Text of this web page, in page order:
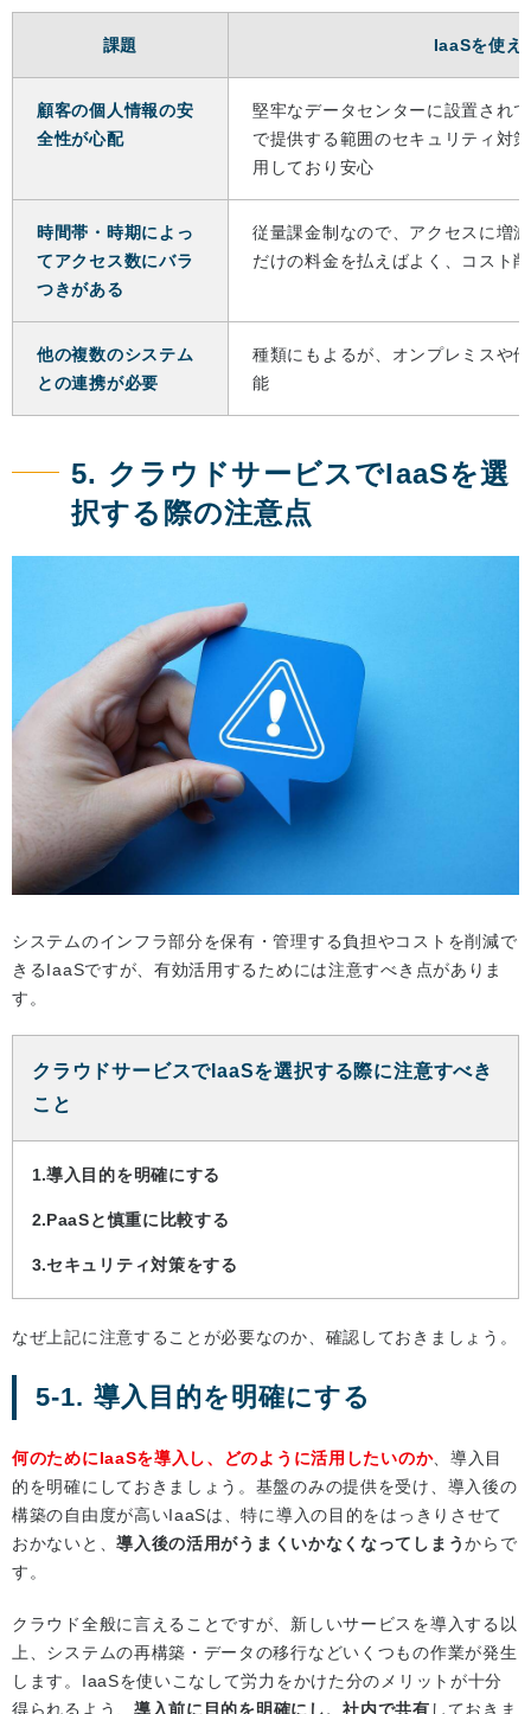
課題 IaaSを使え
顧客の個人情報の安
全性が心配
堅牢なデータセンターに設置され
で提供する範囲のセキュリティ対
用しており安心
時間帯・時期によっ
てアクセス数にバラ
つきがある
従量課金制なので、アクセスに増
だけの料金を払えばよく、コスト
他の複数のシステム
との連携が必要
種類にもよるが、オンプレミスや
能
5. クラウドサービスでIaaSを選
択する際の注意点
システムのインフラ部分を保有・管理する負担やコストを削減で
きるIaaSですが、有効活用するためには注意すべき点がありま
す。
クラウドサービスでIaaSを選択する際に注意すべき
こと
導入目的を明確にする
PaaSと慎重に比較する
セキュリティ対策をする
なぜ上記に注意することが必要なのか、確認しておきましょう。
5-1. 導入目的を明確にする
何のためにIaaSを導入し、どのように活用したいのか、導入目
的を明確にしておきましょう。基盤のみの提供を受け、導入後の
構築の自由度が高いIaaSは、特に導入の目的をはっきりさせて
おかないと、導入後の活用がうまくいかなくなってしまうからで
す。
クラウド全般に言えることですが、新しいサービスを導入する以
上、システムの再構築・データの移行などいくつもの作業が発生
します。IaaSを使いこなして労力をかけた分のメリットが十分
得られるよう、 導入前に目的を明確にし、社内で共有 しておきま